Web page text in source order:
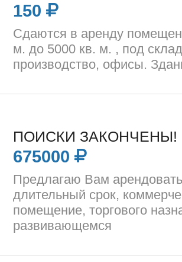
150
Сдаются в аренду
м. до 5000 кв. м. , под
производство, офисы.
ПОИСКИ ЗАКОНЧЕНЫ!
675000
Предлагаю Вам
длительный срок,
помещение, торгового
развивающемся